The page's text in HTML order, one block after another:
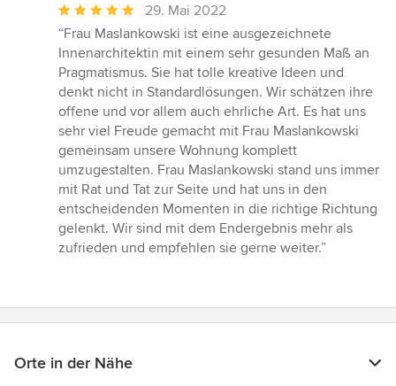
Durchschnittliche
Bewertung:
5
von
5
Sternen
29. Mai 2022
“Frau Maslankowski ist eine ausgezeichnete
Innenarchitektin mit einem sehr gesunden Maß an
Pragmatismus. Sie hat tolle kreative Ideen und
denkt nicht in Standardlösungen. Wir schätzen ihre
offene und vor allem auch ehrliche Art. Es hat uns
sehr viel Freude gemacht mit Frau Maslankowski
gemeinsam unsere Wohnung komplett
umzugestalten. Frau Maslankowski stand uns immer
mit Rat und Tat zur Seite und hat uns in den
entscheidenden Momenten in die richtige Richtung
gelenkt. Wir sind mit dem Endergebnis mehr als
zufrieden und empfehlen sie gerne weiter.”
Orte in der Nähe